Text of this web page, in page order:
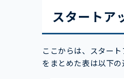
スタートア
ここからは、スター
をまとめた表は以下の